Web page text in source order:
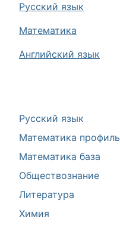
Русский язык
Математика профиль
Математика база
Обществознание
Литература
Химия
Русский язык
Математика
Английский язык